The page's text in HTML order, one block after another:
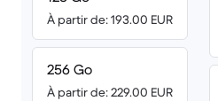
À partir de: 193.00 EUR
256 Go
À partir de: 229.00 EUR